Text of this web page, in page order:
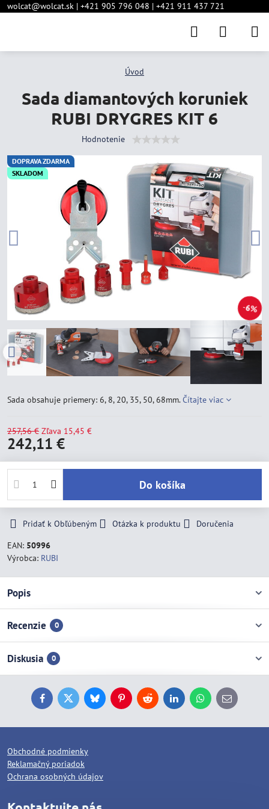
wolcat@wolcat.sk | +421 905 796 048 | +421 911 437 721
DOPRAVA ZDARMA
SKLADOM
6%
Úvod
Sada diamantových koruniek
RUBI DRYGRES KIT 6
Hodnotenie
Sada obsahuje priemery: 6, 8, 20, 35, 50, 68mm.Čítajte viac
257,56 € Zľava 15,45 €
242,11 €
Do košíka
Pridať k Obľúbeným Otázka k produktu
Doručenia
EAN: 50996
Výrobca: RUBI
Popis
Recenzie 0
Diskusia 0
FacebookTwitterBlueskyPinterestReddit LinkedInWhatsApp
E-
mail
Obchodné podmienky
Reklamačný poriadok
Ochrana osobných údajov